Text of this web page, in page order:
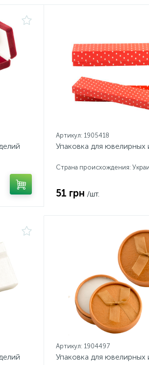
Артикул: 1905418
Упаковка для ювелирных
Страна происхождения:
51 грн /шт.
Артикул: 1904497
Упаковка для ювелирных